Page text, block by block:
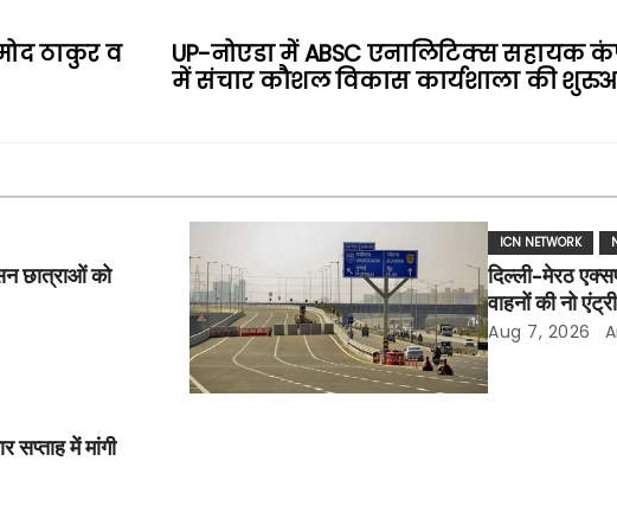
UP-नोएडा में ABSC एनालिटिक्स सहायक
में संचार कौशल विकास कार्यशाला की
ठाकुर व
छात्राओं को
ICN NETWORK
दिल्ली-मेरठ
वाहनों की नो एंट्री
Aug 7, 2026
सप्ताह में मांगी